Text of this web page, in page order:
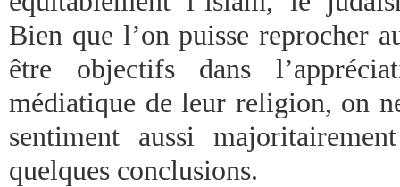
Bien que l’on puisse reprocher
être objectifs dans
médiatique de leur religion, on
sentiment aussi
quelques conclusions.